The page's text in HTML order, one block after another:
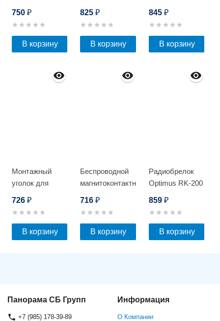
750 ₽
В корзину
825₽
В корзину
845 ₽
В корзину
Монтажный
уголок для
726 ₽
В корзину
Беспроводной
магнитоконтактный
716₽
В корзину
Радиобрелок
Optimus RK-200
859 ₽
В корзину
Панорама СБ Групп
+7 (985) 178-39-89
Информация
О Компании